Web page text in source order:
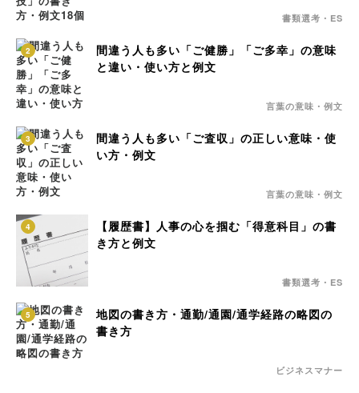
書類選考・ES
2
間違う人も多い「ご健勝」「ご多幸」の意味
と違い・使い方と例文
言葉の意味・例文
3
間違う人も多い「ご査収」の正しい意味・使
い方・例文
言葉の意味・例文
4
【履歴書】人事の心を掴む「得意科目」の書
き方と例文
書類選考・ES
5
地図の書き方・通勤/通園/通学経路の略図の
書き方
ビジネスマナー